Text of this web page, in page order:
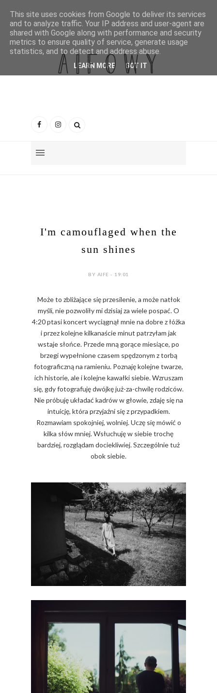
I'm camouflaged when the
sun shines
BY AIFE - 19:01
Może to zbliżające się przesilenie, a może natłok
myśli, nie pozwoliły mi dzisiaj za wiele pospać. O
4:20 ptasi koncert wyciągnął mnie na dobre z łóżka
i przez kolejne kilkanaście minut patrzyłam jak
wstaje słońce. Przede mną gorące miesiące, po
brzegi wypełnione czasem spędzonym z torbą
fotograficzną na ramieniu. Poznaję kolejne twarze,
ich historie, ale i kolejne kawałki siebie. Wzruszam
się, gdy fotografuję dwójkę już-za-chwilę rodziców.
Nie próbuję układać kadrów w głowie, zdaję się na
intuicję, która przyjaźni się z przypadkiem.
Rozmawiam spokojniej, wolniej. Uczę się mówić o
kilka słów mniej. Wsłuchuję w siebie trochę
bardziej, rozglądam dociekliwiej. Szczególnie tuż
obok siebie.
This site uses cookies from Google to deliver its services
and to analyze traffic. Your IP address and user-agent are
shared with Google along with performance and security
metrics to ensure quality of service, generate usage
statistics, and to detect and address abuse.
LEARN MORE GOT IT